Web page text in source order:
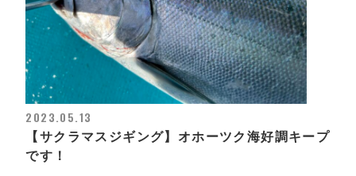
2023.05.13
【サクラマスジギング】オホーツク海好調キープ
です！